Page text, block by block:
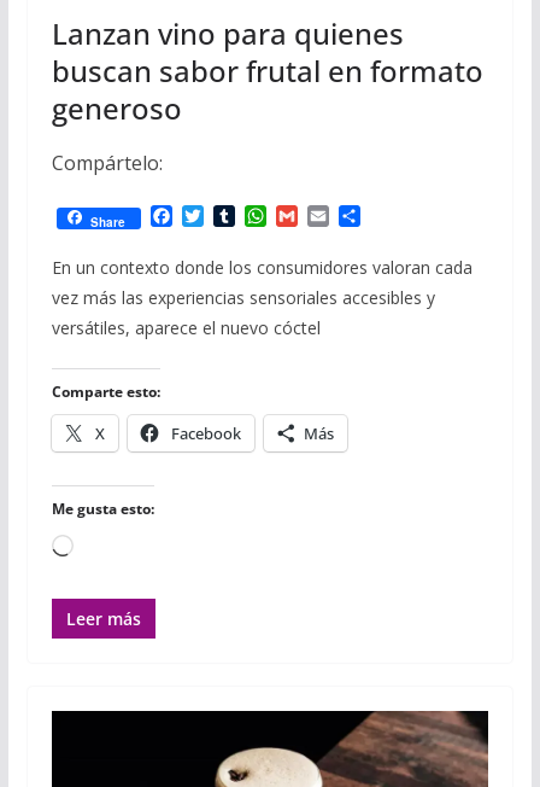
Lanzan vino para quienes
buscan sabor frutal en formato
generoso
Compártelo:
Share
F
c
e
b
o
T
i
t
t
e
T
m
b
l
r
W
a
t
s
A
G
a
i
l
E
a
i
l
C
m
p
a
En un contexto donde los consumidores valoran cada
vez más las experiencias sensoriales accesibles y
versátiles, aparece el nuevo cóctel
Comparte esto:
X Facebook Más
Me gusta esto:
Cargando...
Leer más